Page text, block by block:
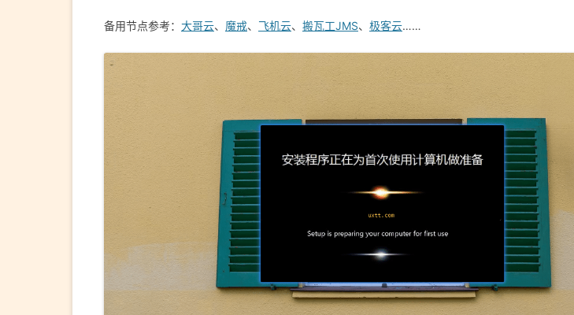
备用节点参考： 大哥云、 魔戒、 飞机云、 搬瓦工JMS、 极客云……